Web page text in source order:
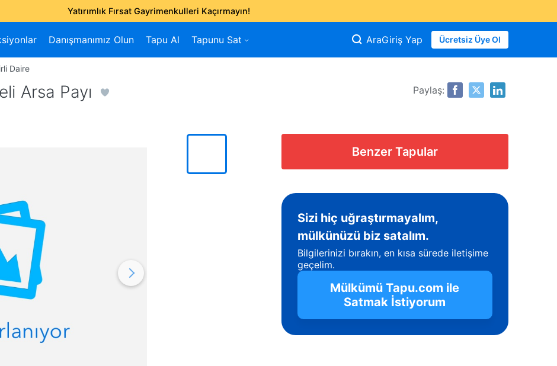
Yatırımlık Fırsat Gayrimenkulleri Kaçırmayın!
Danışmanımız Olun Tapu Al Tapunu Sat AraGiriş Yap Ücretsiz Üye Ol
Daire
Arsa Payı Paylaş:
Benzer Tapular
Sizi hiç uğraştırmayalım,
mülkünüzü biz satalım.
Bilgilerinizi bırakın, en kısa sürede iletişime
geçelim.
Mülkümü Tapu.com ile
Satmak İstiyorum